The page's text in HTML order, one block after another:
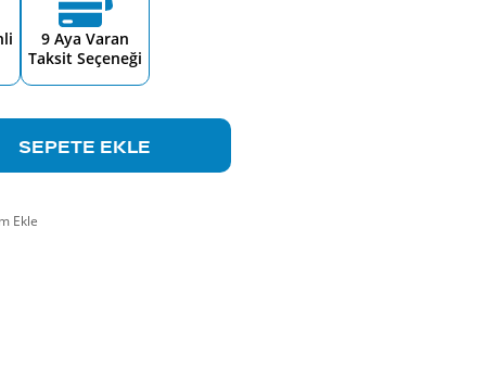
9 Aya Varan
Taksit Seçeneği
SEPETE EKLE
Ekle